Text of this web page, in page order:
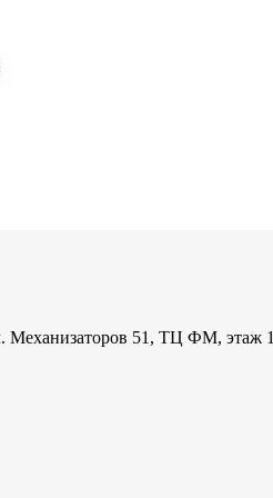
Механизаторов 51, ТЦ ФМ, этаж 1